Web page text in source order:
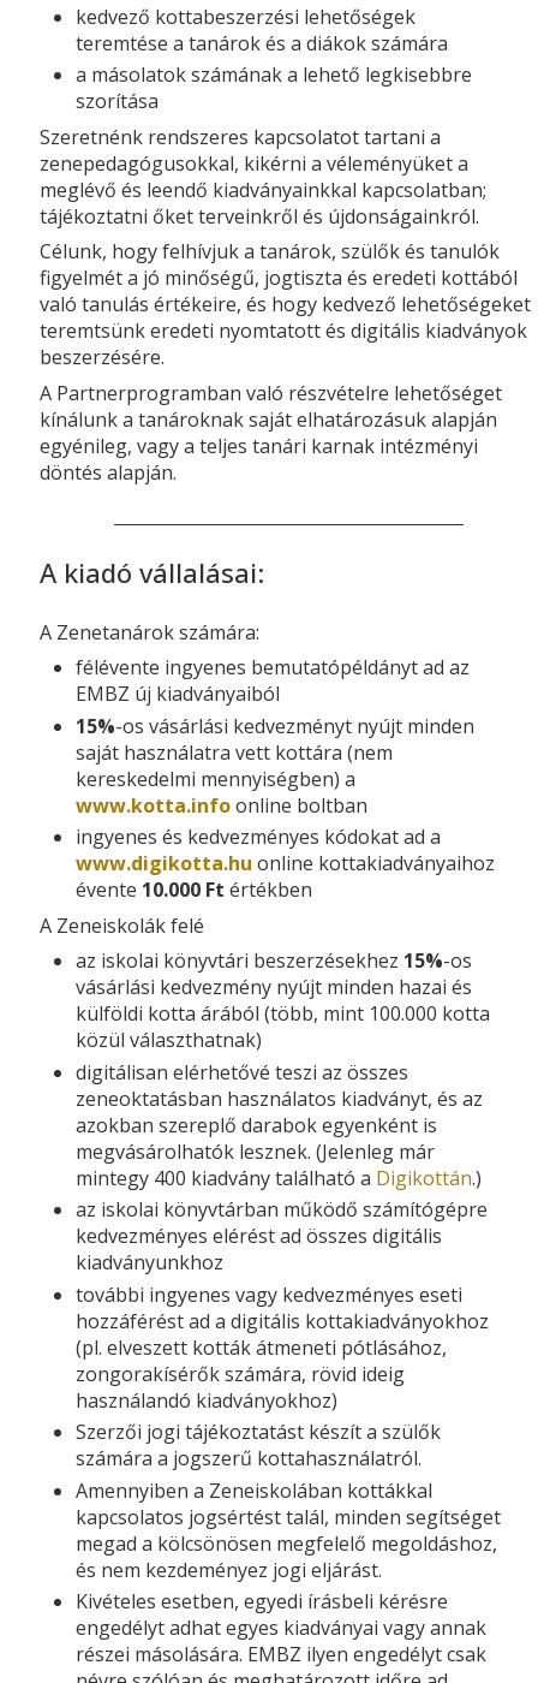
kedvező kottabeszerzési lehetőségek
teremtése a tanárok és a diákok számára
a másolatok számának a lehető legkisebbre
szorítása
Szeretnénk rendszeres kapcsolatot tartani a
zenepedagógusokkal, kikérni a véleményüket a
meglévő és leendő kiadványainkkal kapcsolatban;
tájékoztatni őket terveinkről és újdonságainkról.
Célunk, hogy felhívjuk a tanárok, szülők és tanulók
figyelmét a jó minőségű, jogtiszta és eredeti kottából
való tanulás értékeire, és hogy kedvező lehetőségeket
teremtsünk eredeti nyomtatott és digitális kiadványok
beszerzésére.
A Partnerprogramban való részvételre lehetőséget
kínálunk a tanároknak saját elhatározásuk alapján
egyénileg, vagy a teljes tanári karnak intézményi
döntés alapján.
A kiadó vállalásai:
A Zenetanárok számára:
félévente ingyenes bemutatópéldányt ad az
EMBZ új kiadványaiból
15%-os vásárlási kedvezményt nyújt minden
saját használatra vett kottára (nem
kereskedelmi mennyiségben) a
www.kotta.infoonline boltban
ingyenes és kedvezményes kódokat ad a
www.digikotta.hu online kottakiadványaihoz
évente 10.000 Ft értékben
A Zeneiskolák felé
az iskolai könyvtári beszerzésekhez 15%-os
vásárlási kedvezmény nyújt minden hazai és
külföldi kotta árából (több, mint 100.000 kotta
közül választhatnak)
digitálisan elérhetővé teszi az összes
zeneoktatásban használatos kiadványt, és az
azokban szereplő darabok egyenként is
megvásárolhatók lesznek. (Jelenleg már
mintegy 400 kiadvány található a Digikottán.)
az iskolai könyvtárban működő számítógépre
kedvezményes elérést ad összes digitális
kiadványunkhoz
további ingyenes vagy kedvezményes eseti
hozzáférést ad a digitális kottakiadványokhoz
(pl. elveszett kották átmeneti pótlásához,
zongorakísérők számára, rövid ideig
használandó kiadványokhoz)
Szerzői jogi tájékoztatást készít a szülők
számára a jogszerű kottahasználatról.
Amennyiben a Zeneiskolában kottákkal
kapcsolatos jogsértést talál, minden segítséget
megad a kölcsönösen megfelelő megoldáshoz,
és nem kezdeményez jogi eljárást.
Kivételes esetben, egyedi írásbeli kérésre
engedélyt adhat egyes kiadványai vagy annak
részei másolására. EMBZ ilyen engedélyt csak